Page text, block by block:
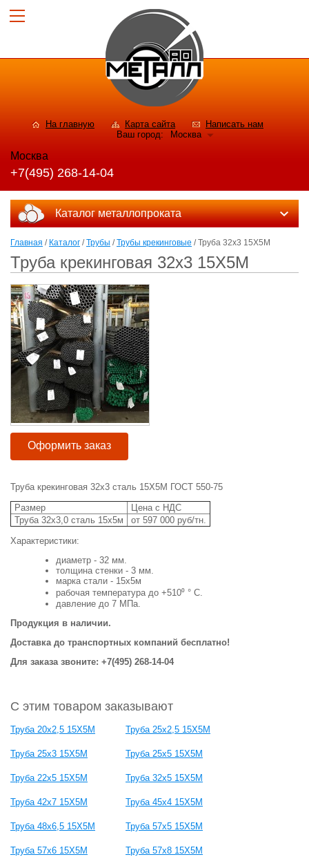
На главную Карта сайта
Написать нам
Ваш город:
Москва
Москва
+7(495) 268-14-04
Каталог металлопроката
Главная / Каталог /Трубы /Трубы крекинговые / Труба 32х3 15Х5М
Труба крекинговая 32х3 15Х5М
Оформить заказ
Труба крекинговая 32х3 сталь 15Х5М ГОСТ 550-75
Размер
Цена с НДС
Труба 32х3,0 сталь 15х5м
от 597 000 руб/тн.
Характеристики:
диаметр - 32 мм.
толщина стенки - 3 мм.
марка стали - 15х5м
рабочая температура до +510⁰ ° C.
давление до 7 МПа.
Продукция в наличии.
Доставка до транспортных компаний бесплатно!
Для заказа звоните: +7(495) 268-14-04
С этим товаром заказывают
Труба 20х2,5 15Х5М Труба 25х2,5 15Х5М
Труба 25х3 15Х5М Труба 25х5 15Х5М
Труба 22х5 15Х5М Труба 32х5 15Х5М
Труба 42х7 15Х5М Труба 45х4 15Х5М
Труба 48х6,5 15Х5М Труба 57х5 15Х5М
Труба 57х6 15Х5М Труба 57х8 15Х5М